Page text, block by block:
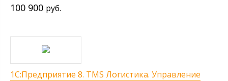
100 900 руб.
1С:Предприятие 8. TMS Логистика. Управление